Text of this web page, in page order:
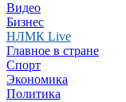
Видео
Бизнес
НЛМК Live
Главное в стране
Спорт
Экономика
Политика